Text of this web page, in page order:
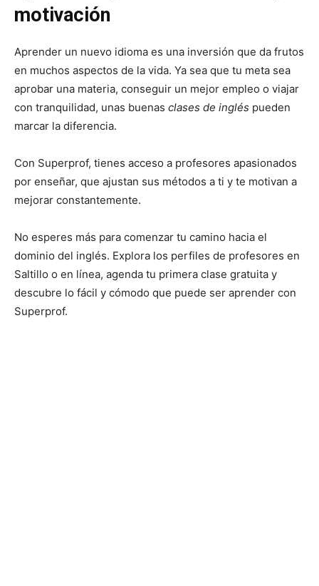
motivación
Aprender un nuevo idioma es una inversión que da frutos
en muchos aspectos de la vida. Ya sea que tu meta sea
aprobar una materia, conseguir un mejor empleo o viajar
con tranquilidad, unas buenas clases de inglés pueden
marcar la diferencia.
Con Superprof, tienes acceso a profesores apasionados
por enseñar, que ajustan sus métodos a ti y te motivan a
mejorar constantemente.
No esperes más para comenzar tu camino hacia el
dominio del inglés. Explora los perfiles de profesores en
Saltillo o en línea, agenda tu primera clase gratuita y
descubre lo fácil y cómodo que puede ser aprender con
Superprof.